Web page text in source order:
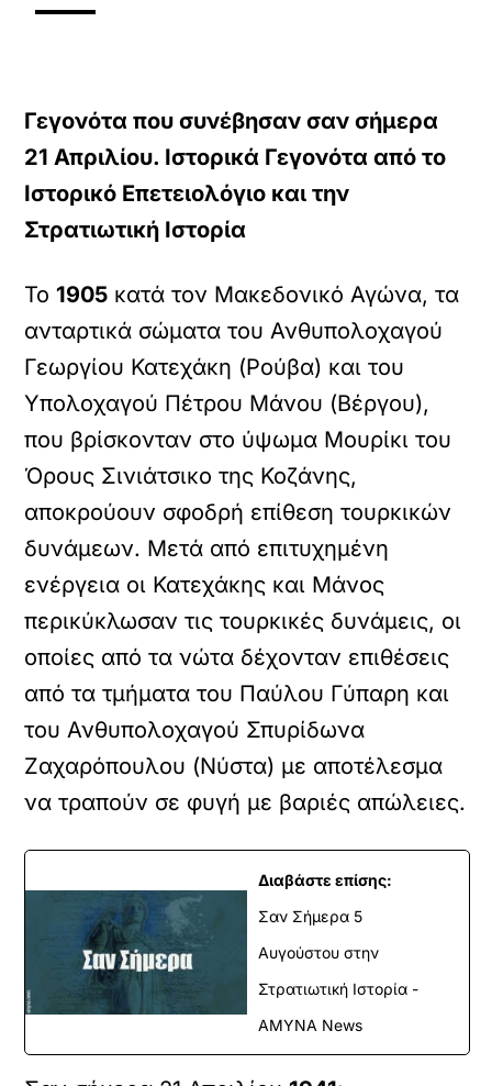
Γεγονότα που συνέβησαν σαν σήμερα
21 Απριλίου. Ιστορικά Γεγονότα από το
Ιστορικό Επετειολόγιο και την
Στρατιωτική Ιστορία
Το1905 κατά τον Μακεδονικό Αγώνα, τα
ανταρτικά σώματα του Ανθυπολοχαγού
Γεωργίου Κατεχάκη (Ρούβα) και του
Υπολοχαγού Πέτρου Μάνου (Βέργου),
που βρίσκονταν στο ύψωμα Μουρίκι του
Όρους Σινιάτσικο της Κοζάνης,
αποκρούουν σφοδρή επίθεση τουρκικών
δυνάμεων. Μετά από επιτυχημένη
ενέργεια οι Κατεχάκης και Μάνος
περικύκλωσαν τις τουρκικές δυνάμεις, οι
οποίες από τα νώτα δέχονταν επιθέσεις
από τα τμήματα του Παύλου Γύπαρη και
του Ανθυπολοχαγού Σπυρίδωνα
Ζαχαρόπουλου (Νύστα) με αποτέλεσμα
να τραπούν σε φυγή με βαριές απώλειες.
Διαβάστε επίσης:
Σαν Σήμερα 5
Αυγούστου στην
Στρατιωτική Ιστορία -
ΑΜΥΝΑ News